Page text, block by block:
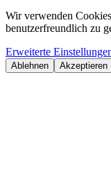
Wir verwenden
benutzerfreundlich zu
Erweiterte
Ablehnen Akzeptieren